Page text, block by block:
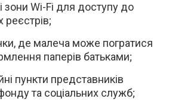
зони Wi-Fi для доступу до
реєстрів;
де малеча може погратися
паперів батьками;
пункти представників
та соціальних служб;